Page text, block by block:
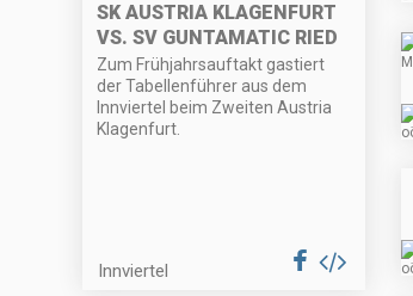
SK AUSTRIA KLAGENFURT
VS. SV GUNTAMATIC RIED
Zum Frühjahrsauftakt gastiert
der Tabellenführer aus dem
Innviertel beim Zweiten Austria
Klagenfurt.
Innviertel